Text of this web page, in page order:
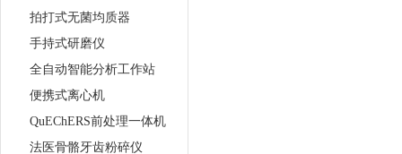
拍打式无菌均质器
手持式研磨仪
全自动智能分析工作站
便携式离心机
QuEChERS前处理一体机
法医骨骼牙齿粉碎仪